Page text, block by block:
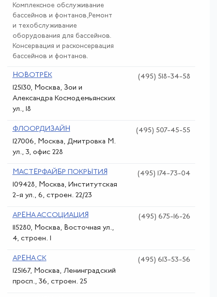
Комплексное обслуживание
бассейнов и фонтанов,Ремонт
и техобслуживание
оборудования для бассейнов.
Консервация и расконсервация
бассейнов и фонтанов.
НОВОТРЕК
125130, Москва, Зои и
Александра Космодемьянских
ул., 18
(495) 518-34-58
ФЛООРДИЗАЙН
127006, Москва, Дмитровка М.
ул., 3, офис 228
(495) 507-45-55
МАСТЕРФАЙБР ПОКРЫТИЯ
109428, Москва, Институтская
2-я ул., 6, строен. 22/23
(495) 174-73-04
АРЕНА АССОЦИАЦИЯ
115280, Москва, Восточная ул.,
4, строен. 1
(495) 675-16-26
АРЕНА СК
125167, Москва, Ленинградский
просп., 36, строен. 25
(495) 613-53-56